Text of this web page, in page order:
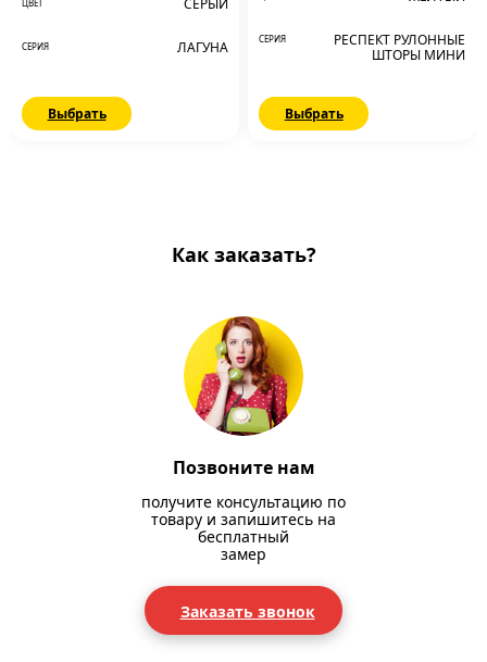
ЦВЕТ СЕРЫЙ
СЕРИЯ ЛАГУНА
Выбрать
СЕРИЯ
РЕСПЕКТ РУЛОННЫЕ
ШТОРЫ МИНИ
Выбрать
Как заказать?
Позвоните нам
получите консультацию по
товару и запишитесь на
бесплатный
замер
Заказать звонок